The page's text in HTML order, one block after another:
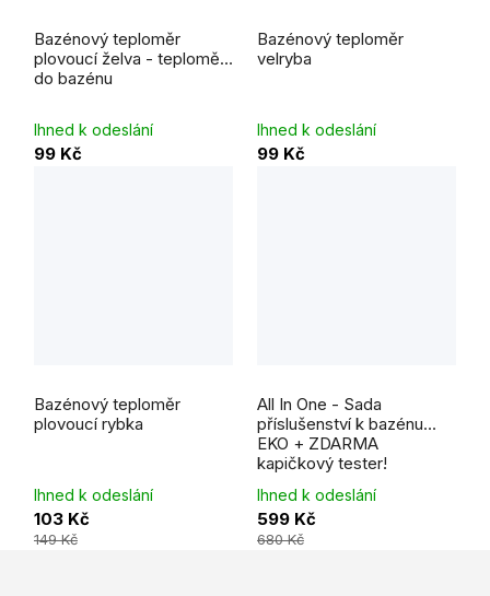
Bazénový teploměr
plovoucí želva - teploměr
do bazénu
Ihned k odeslání
99 Kč
Bazénový teploměr
velryba
Ihned k odeslání
99 Kč
Bazénový teploměr
plovoucí rybka
Ihned k odeslání
103 Kč
149 Kč
All In One - Sada
příslušenství k bazénu
EKO + ZDARMA
kapičkový tester!
Ihned k odeslání
599 Kč
680 Kč